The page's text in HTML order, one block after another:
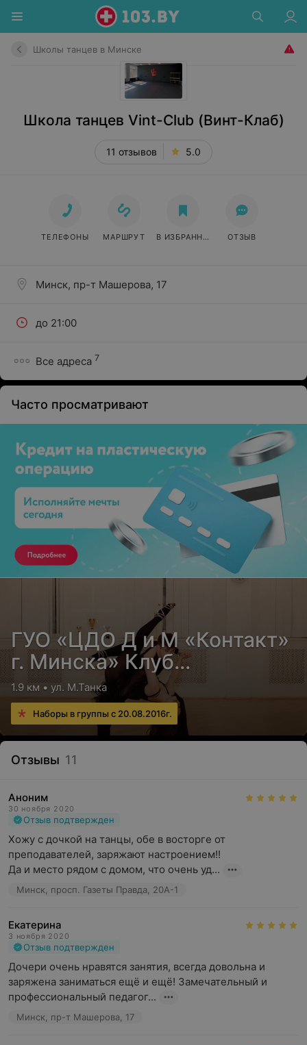
Школы танцев в Минске
Школа танцев Vint-Club (Винт-Клаб)
11 отзывов 5.0
Минск, пр-т Машерова, 17
до 21:00
Все адреса 7
ТЕЛЕФОНЫ МАРШРУТ В ИЗБРАННОЕ ОТЗЫВ
Часто просматривают
ГУО «ЦДО Д и М «Контакт»
г. Минска» Клуб
спортивных танцев «Мэта»
1.9 км • ул. М.Танка
Наборы в группы с 20.08.2016г.
Отзывы 11
Аноним
30 ноября 2020
Отзыв подтвержден
Хожу с дочкой на танцы, обе в восторге от
преподавателей, заряжают настроением!!
Да и место рядом с домом, что очень уд...
Минск, просп. Газеты Правда, 20А-1
Екатерина
3 ноября 2020
Отзыв подтвержден
Дочери очень нравятся занятия, всегда довольна и
заряжена заниматься ещё и ещё! Замечательный и
профессиональный педагог...
Минск, пр-т Машерова, 17